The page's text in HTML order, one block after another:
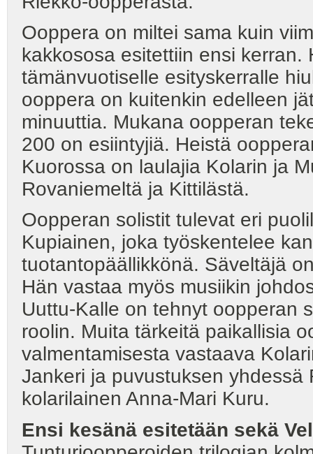
Ooppera on miltei sama kuin
kakkososa esitettiin ensi
tämänvuotiselle esityskerralle
ooppera on kuitenkin edelleen
minuuttia. Mukana oopperan
200 on esiintyjiä. Heistä
Kuorossa on laulajia Kolarin ja
Rovaniemeltä ja Kittilästä.
Oopperan solistit tulevat eri
Kupiainen, joka työskentelee
tuotantopäällikkönä. Säveltäjä
Hän vastaa myös musiikin
Uuttu-Kalle on tehnyt oopperan
roolin. Muita tärkeitä paikallisia
valmentamisesta vastaava
Jankeri ja puvustuksen
kolarilainen Anna-Mari Kuru.
Ensi kesänä esitetään sekä